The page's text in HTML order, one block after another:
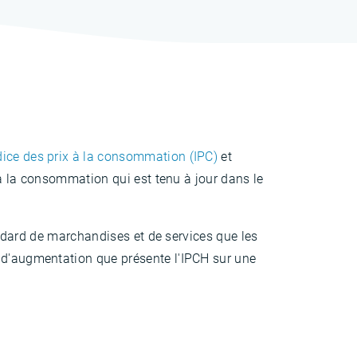
des prix à la consommation (IPC) et
la consommation qui est tenu à jour dans le
de marchandises et de services que les
que présente l'IPCH sur une